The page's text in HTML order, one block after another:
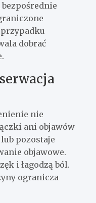
dobrać
nie
ani objawów
pozostaje
objawowe.
i łagodzą ból.
ogranicza